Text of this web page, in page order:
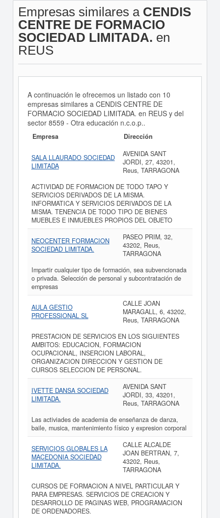
Empresas similares a CENDIS
CENTRE DE FORMACIO
SOCIEDAD LIMITADA. en
REUS
A continuación le ofrecemos un listado con 10
empresas similares a CENDIS CENTRE DE
FORMACIO SOCIEDAD LIMITADA. en REUS y del
sector 8559 - Otra educación n.c.o.p..
Empresa Dirección
SALA LLAURADO SOCIEDAD
LIMITADA
AVENIDA SANT
JORDI, 27, 43201,
Reus, TARRAGONA
ACTIVIDAD DE FORMACION DE TODO TAPO Y
SERVICIOS DERIVADOS DE LA MISMA.
INFORMATICA Y SERVICIOS DERIVADOS DE LA
MISMA. TENENCIA DE TODO TIPO DE BIENES
MUEBLES E INMUEBLES PROPIOS DEL OBJETO
NEOCENTER FORMACION
SOCIEDAD LIMITADA.
PASEO PRIM, 32,
43202, Reus,
TARRAGONA
Impartir cualquier tipo de formación, sea subvencionada
o privada. Selección de personal y subcontratación de
empresas
AULA GESTIO
PROFESSIONAL SL
CALLE JOAN
MARAGALL, 6, 43202,
Reus, TARRAGONA
PRESTACION DE SERVICIOS EN LOS SIGUIENTES
AMBITOS: EDUCACION, FORMACION
OCUPACIONAL, INSERCION LABORAL,
ORGANIZACION DIRECCION Y GESTION DE
CURSOS SELECCION DE PERSONAL.
IVETTE DANSA SOCIEDAD
LIMITADA.
AVENIDA SANT
JORDI, 33, 43201,
Reus, TARRAGONA
Las activiades de academia de enseñanza de danza,
baile, musica, mantenimiento físico y expresion corporal
SERVICIOS GLOBALES LA
MACEDONIA SOCIEDAD
LIMITADA.
CALLE ALCALDE
JOAN BERTRAN, 7,
43202, Reus,
TARRAGONA
CURSOS DE FORMACION A NIVEL PARTICULAR Y
PARA EMPRESAS. SERVICIOS DE CREACION Y
DESARROLLO DE PAGINAS WEB, PROGRAMACION
DE ORDENADORES.